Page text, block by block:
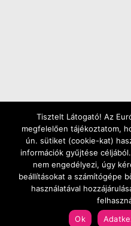
Copyright ©2025 |
Tisztelt Látogató! Az
megfelelően tájékoztatom,
ún. sütiket (cookie-kat)
információk gyűjtése
nem engedélyezi, úgy
beállításokat a számítógépe
használatával
Ok